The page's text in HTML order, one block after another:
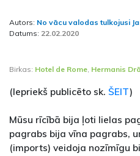
Autors: No vācu valodas tulkojusi
Datums: 22.02.2020
Birkas: Hotel de Rome Hermanis
(Iepriekš publicēto sk. ŠEIT)
Mūsu rīcībā bija ļoti lielas
pagrabs bija vīna pagrabs,
(imports) veidoja nozīmīgu